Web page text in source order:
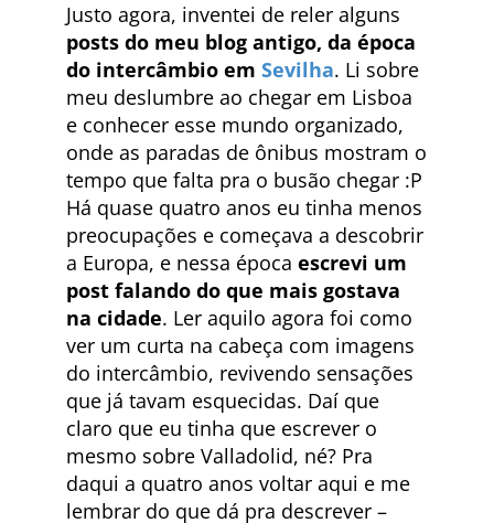
Justo agora, inventei de reler alguns
posts do meu blog antigo, da época
do intercâmbio em Sevilha. Li sobre
meu deslumbre ao chegar em Lisboa
e conhecer esse mundo organizado,
onde as paradas de ônibus mostram o
tempo que falta pra o busão chegar :P
Há quase quatro anos eu tinha menos
preocupações e começava a descobrir
a Europa, e nessa época escrevi um
post falando do que mais gostava
na cidade. Ler aquilo agora foi como
ver um curta na cabeça com imagens
do intercâmbio, revivendo sensações
que já tavam esquecidas. Daí que
claro que eu tinha que escrever o
mesmo sobre Valladolid, né? Pra
daqui a quatro anos voltar aqui e me
lembrar do que dá pra descrever –